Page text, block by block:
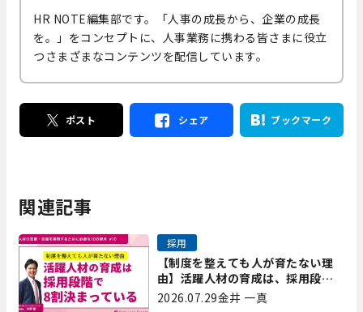
HR NOTE編集部です。「人事の成長から、企業の成長
を。」をコンセプトに、人事業務に携わる皆さまに役立
つさまざまなコンテンツを配信しています。
ポスト シェア ブックマーク
関連記事
【制度を整えても人が育たない理
由】活躍人材の育成は、採用段階
で8割決まっている｜プレシャスパ
採用
2026.07.29金井 一真